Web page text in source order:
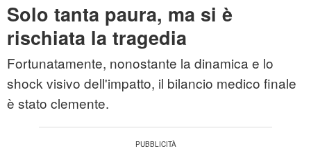
Solo tanta paura, ma si è
rischiata la tragedia
Fortunatamente, nonostante la dinamica e lo
shock visivo dell'impatto, il bilancio medico finale
è stato clemente.